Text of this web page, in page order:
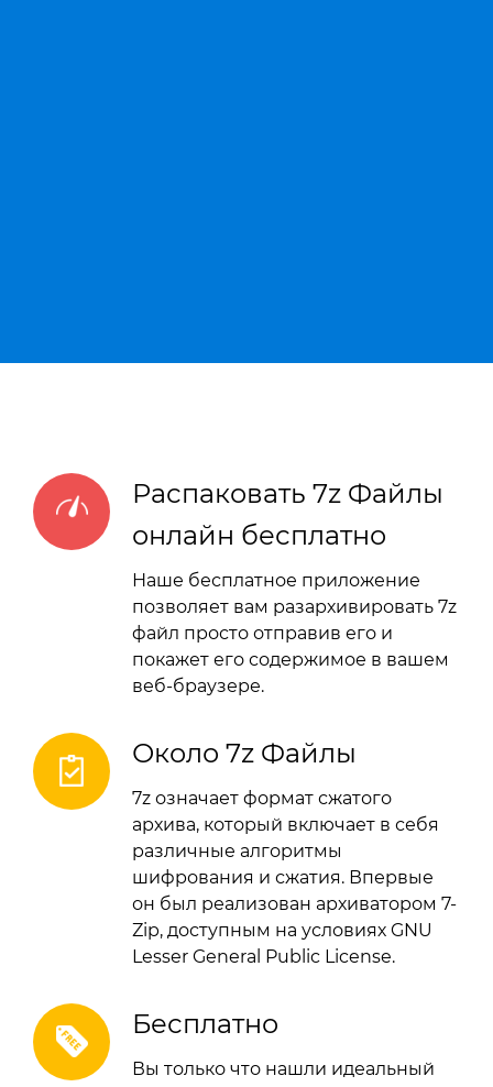
Распаковать 7z Файлы
онлайн бесплатно
Наше бесплатное приложение
позволяет вам разархивировать 7z
файл просто отправив его и
покажет его содержимое в вашем
веб-браузере.
Около 7z Файлы
7z означает формат сжатого
архива, который включает в себя
различные алгоритмы
шифрования и сжатия. Впервые
он был реализован архиватором 7-
Zip, доступным на условиях GNU
Lesser General Public License.
Бесплатно
Вы только что нашли идеальный